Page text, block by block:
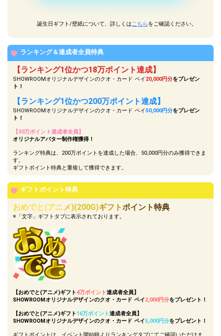
誕生日ギフト/壁紙について、詳しくは こちらをご確認ください。
ランキング＆達成者全員特典
【ランキング1位かつ18万ポイント達成】
SHOWROOMオリジナルデザインのクオ・カード ペイ 20,000円分をプレゼン
ト！
【ランキング1位かつ200万ポイント達成】
SHOWROOMオリジナルデザインのクオ・カード ペイ50,000円分をプレゼン
ト！
【30万ポイント達成者全員】
オリジナルアバター制作権獲得！
ランキング特典は、200万ポイントを達成した場合、50,000円分のみ獲得できま
す。
ギフトポイント特典と重複して獲得できます。
ギフトポイント特典
おめでと(アニ メ)(200G)ギフトポイント特典
※「文字」ギフトタブに表示されております。
【おめでと(アニメ)ギフト4万ポイント達成者全員】
SHOWROOMオリジナルデザインのクオ・カード ペイ2,000円分をプレゼント！
【おめでと(アニメ)ギフト 16万ポイント達成者全員】
SHOWROOMオリジナルデザインのクオ・カード ペイ5,000円分をプレゼント！
ギフトポイントは、イベント開始時よりランキングタブにてご確認いただけま